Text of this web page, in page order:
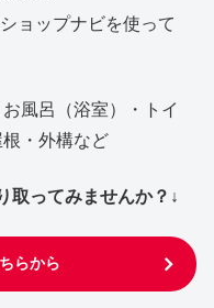
ョップナビを使って
風呂（浴室）・トイ
・外構など
取ってみませんか？↓
らから